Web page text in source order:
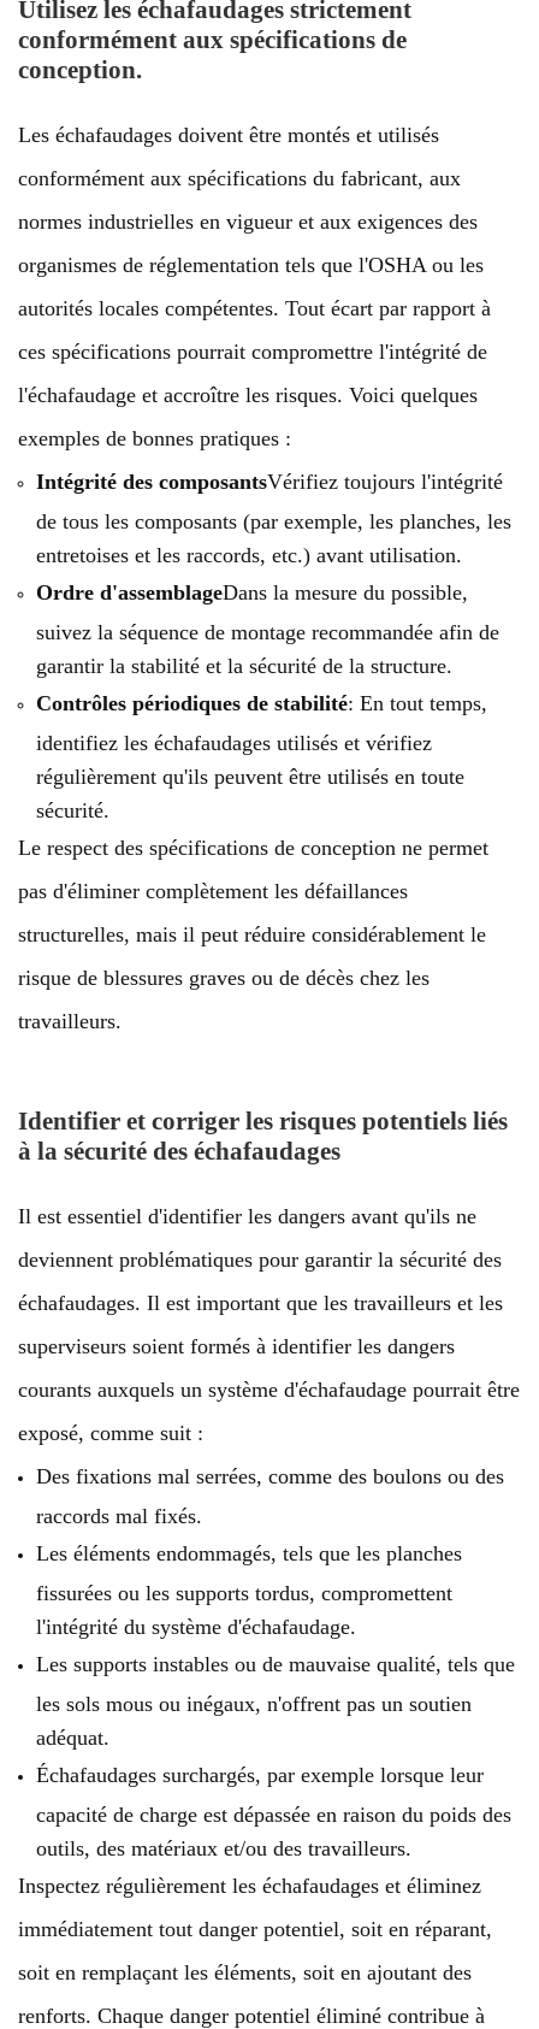
Utilisez les échafaudages strictement
conformément aux spécifications de
conception.
Les échafaudages doivent être montés et utilisés
conformément aux spécifications du fabricant, aux
normes industrielles en vigueur et aux exigences des
organismes de réglementation tels que l'OSHA ou les
autorités locales compétentes. Tout écart par rapport à
ces spécifications pourrait compromettre l'intégrité de
l'échafaudage et accroître les risques. Voici quelques
exemples de bonnes pratiques :
Intégrité des composantsVérifiez toujours l'intégrité
de tous les composants (par exemple, les planches, les
entretoises et les raccords, etc.) avant utilisation.
Ordre d'assemblageDans la mesure du possible,
suivez la séquence de montage recommandée afin de
garantir la stabilité et la sécurité de la structure.
Contrôles périodiques de stabilité: En tout temps,
identifiez les échafaudages utilisés et vérifiez
régulièrement qu'ils peuvent être utilisés en toute
sécurité.
Le respect des spécifications de conception ne permet
pas d'éliminer complètement les défaillances
structurelles, mais il peut réduire considérablement le
risque de blessures graves ou de décès chez les
travailleurs.
Identifier et corriger les risques potentiels liés
à la sécurité des échafaudages
Il est essentiel d'identifier les dangers avant qu'ils ne
deviennent problématiques pour garantir la sécurité des
échafaudages. Il est important que les travailleurs et les
superviseurs soient formés à identifier les dangers
courants auxquels un système d'échafaudage pourrait être
exposé, comme suit :
Des fixations mal serrées, comme des boulons ou des
raccords mal fixés.
Les éléments endommagés, tels que les planches
fissurées ou les supports tordus, compromettent
l'intégrité du système d'échafaudage.
Les supports instables ou de mauvaise qualité, tels que
les sols mous ou inégaux, n'offrent pas un soutien
adéquat.
Échafaudages surchargés, par exemple lorsque leur
capacité de charge est dépassée en raison du poids des
outils, des matériaux et/ou des travailleurs.
Inspectez régulièrement les échafaudages et éliminez
immédiatement tout danger potentiel, soit en réparant,
soit en remplaçant les éléments, soit en ajoutant des
renforts. Chaque danger potentiel éliminé contribue à